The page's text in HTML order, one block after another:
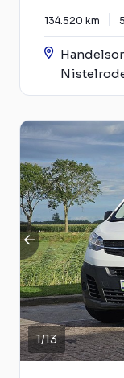
134.520 km
1/13